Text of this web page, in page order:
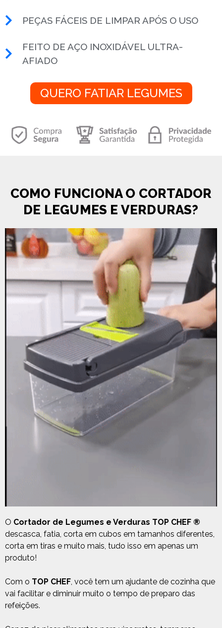
PEÇAS FÁCEIS DE LIMPAR APÓS O USO
FEITO DE AÇO INOXIDÁVEL ULTRA-
AFIADO
QUERO FATIAR LEGUMES
COMO FUNCIONA O CORTADOR
DE LEGUMES E VERDURAS?
O Cortador de Legumes e Verduras TOP CHEF ®
descasca, fatia, corta em cubos em tamanhos diferentes,
corta em tiras e muito mais, tudo isso em apenas um
produto!
Com o TOP CHEF , você tem um ajudante de cozinha que
vai facilitar e diminuir muito o tempo de preparo das
refeições.